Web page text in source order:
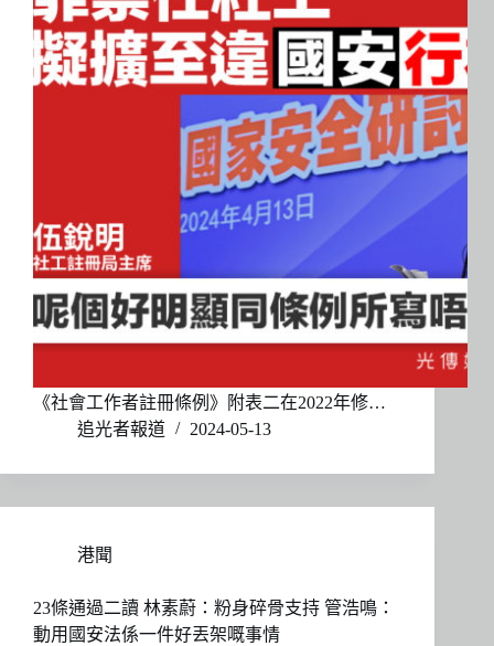
《社會工作者註冊條例》附表二在2022年修…
追光者報道
2024-05-13
港聞
23條通過二讀 林素蔚：粉身碎骨支持 管浩鳴：
動用國安法係一件好丟架嘅事情